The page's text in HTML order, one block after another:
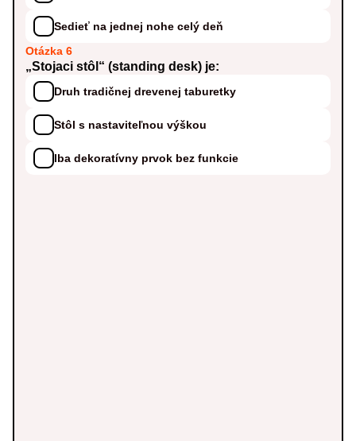
Sedieť na jednej nohe celý deň
Otázka 6
„Stojaci stôl“ (standing desk) je:
Druh tradičnej drevenej taburetky
Stôl s nastaviteľnou výškou
Iba dekoratívny prvok bez funkcie